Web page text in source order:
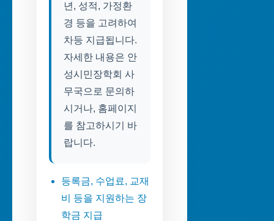
년, 성적, 가정환
경 등을 고려하여
차등 지급됩니다.
자세한 내용은 안
성시민장학회 사
무국으로 문의하
시거나, 홈페이지
를 참고하시기 바
랍니다.
등록금, 수업료, 교재
비 등을 지원하는 장
학금 지급